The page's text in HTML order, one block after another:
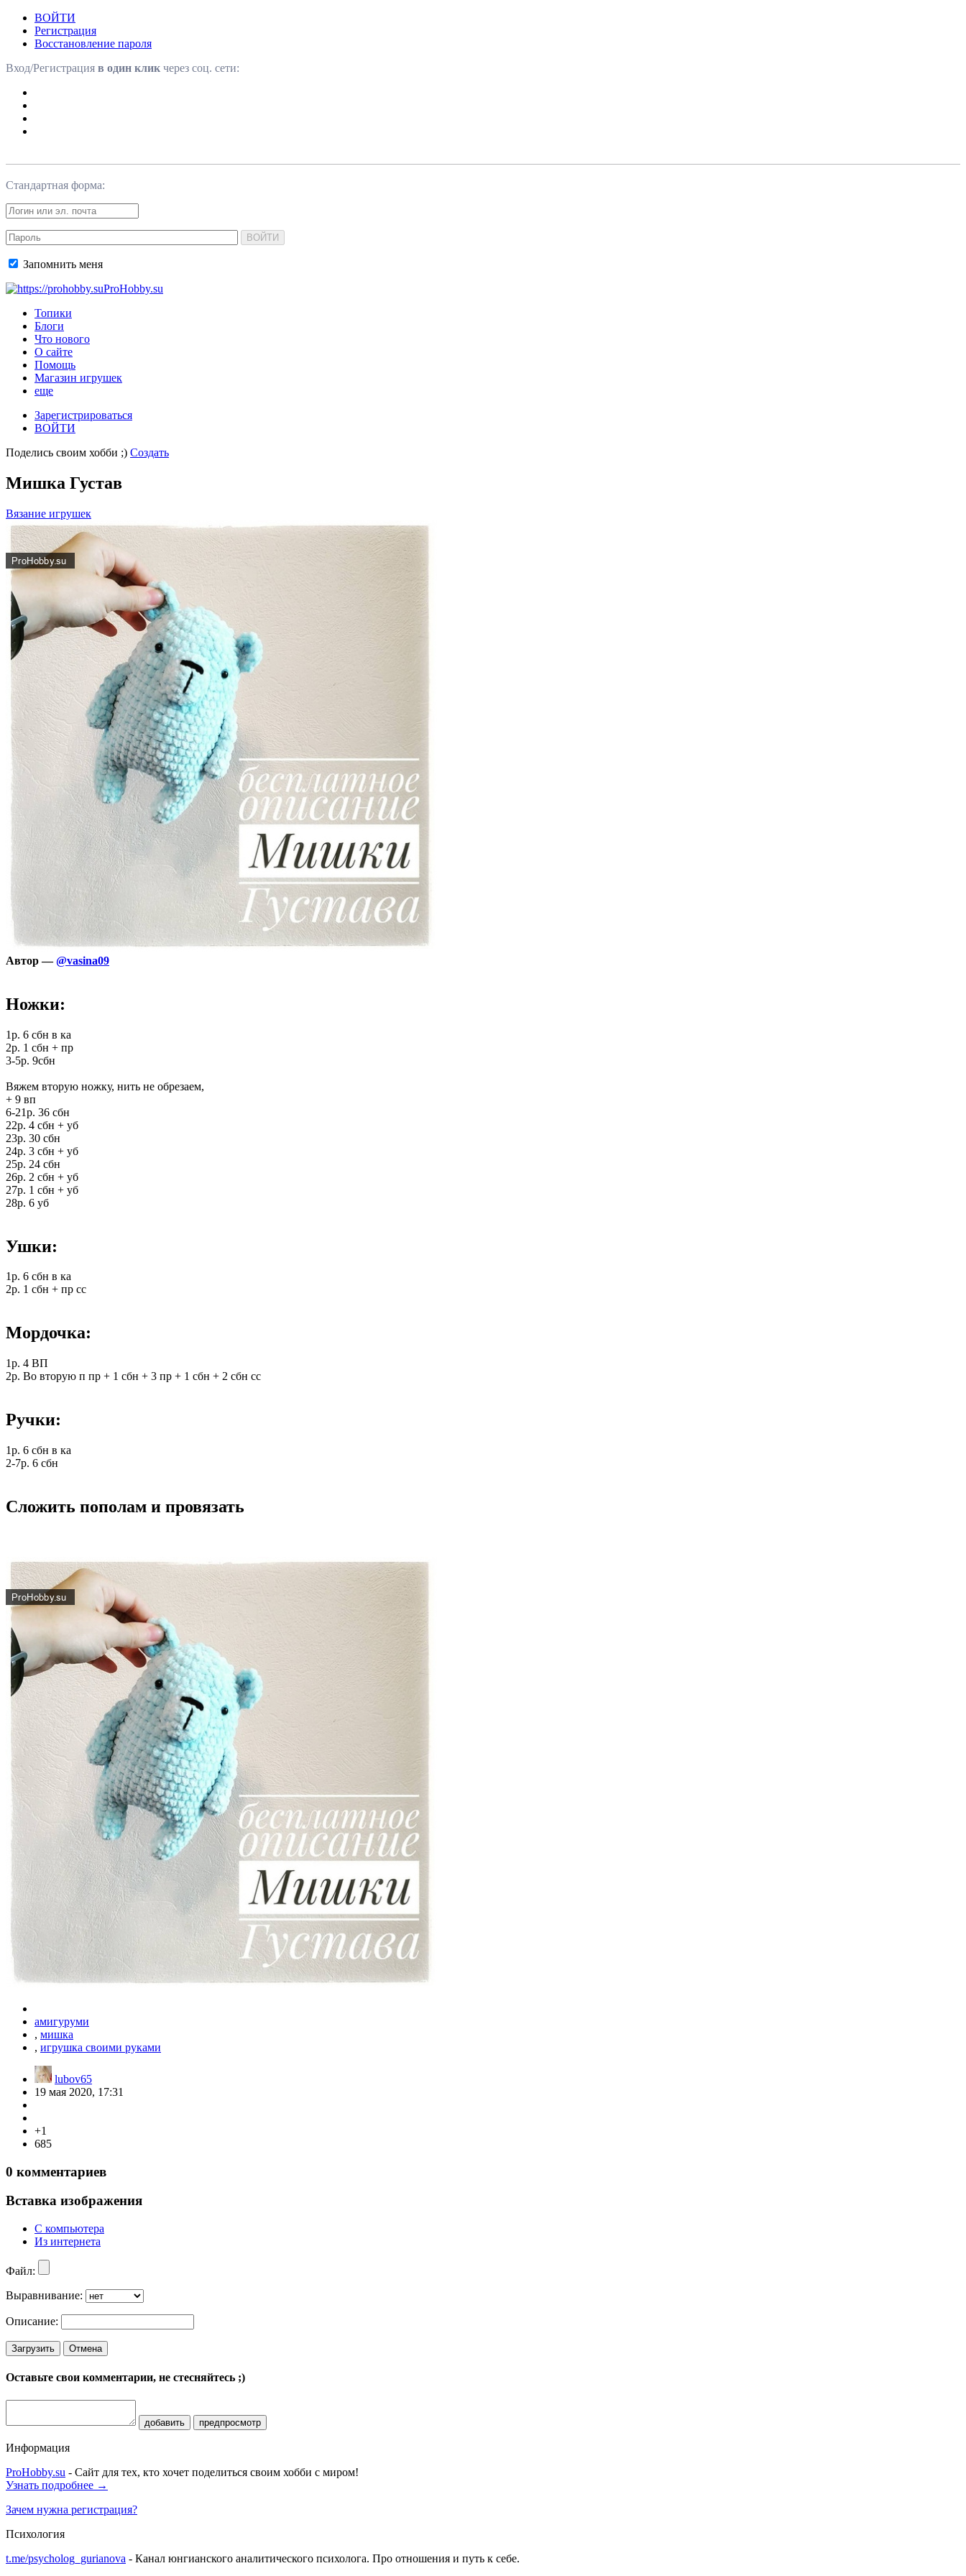
ВОЙТИ
Регистрация
Восстановление пароля
Вход/Регистрация в один клик через соц. сети:
Стандартная форма:
ВОЙТИ
Запомнить меня
ProHobby.su
Топики
Блоги
Что нового
О сайте
Помощь
Магазин игрушек
еще
Зарегистрироваться
ВОЙТИ
Поделись своим хобби ;) Создать
Мишка Густав
Вязание игрушек
Автop —@vasina09
Ножки:
1p. 6 сбн в кa
2p. 1 сбн + пp
3-5p. 9сбн
Вяжем вторую ножку, нить не обрезаем,
+ 9 вп
6-21p. 36 сбн
22p. 4 сбн + уб
23p. 30 сбн
24p. 3 сбн + уб
25p. 24 сбн
26p. 2 сбн + уб
27p. 1 сбн + уб
28p. 6 уб
Ушки:
1p. 6 сбн в кa
2p. 1 сбн + пp cc
Мордочка:
1p. 4 ΒΠ
2p. Βo вторую п пp + 1 сбн + 3 пp + 1 сбн + 2 сбн cc
Ручки:
1p. 6 сбн в кa
2-7p. 6 сбн
Сложить пополам и провязать
амигуруми
, мишка
, игрушка своими руками
lubov65
19 мая 2020, 17:31
+1
685
0 комментариев
Вставка изображения
С компьютера
Из интернета
Файл:
Выравнивание:
Описание:
Загрузить Отмена
Оставьте свои комментарии, не стесняйтесь ;)
добавить предпросмотр
Информация
ProHobby.su - Сайт для тех, кто хочет поделиться своим хобби с миром!
Узнать подробнее →
Зачем нужна регистрация?
Психология
t.me/psycholog_gurianova - Канал юнгианского аналитического психолога. Про отношения и путь к себе.